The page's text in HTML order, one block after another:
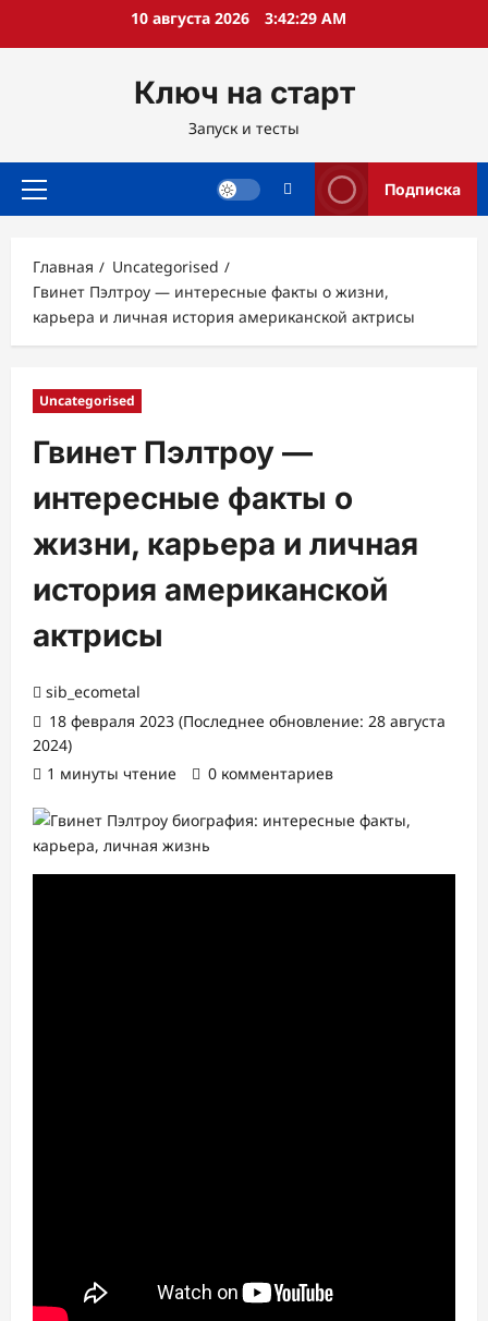
10 августа 2026 3:42:30 AM
Ключ на старт
Запуск и тесты
Основное
Подписка
Главная
Uncategorised
Гвинет Пэлтроу — интересные факты о жизни,
карьера и личная история американской актрисы
Uncategorised
Гвинет Пэлтроу —
интересные факты о
жизни, карьера и личная
история американской
актрисы
sib_ecometal
18 февраля 2023 (Последнее обновление: 28 августа
2024)
1 минуты чтение
0 комментариев